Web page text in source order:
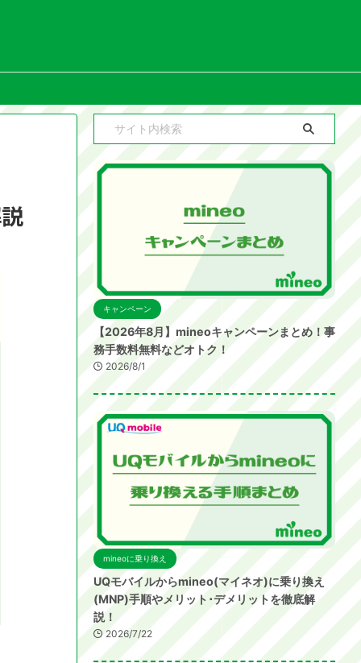
キャンペーン
【2026年8月】mineoキャンペーンまとめ！事
務手数料無料などオトク！
2026/8/1
mineoに乗り換え
UQモバイルからmineo(マイネオ)に乗り換え
(MNP)手順やメリット･デメリットを徹底解
説！
2026/7/22